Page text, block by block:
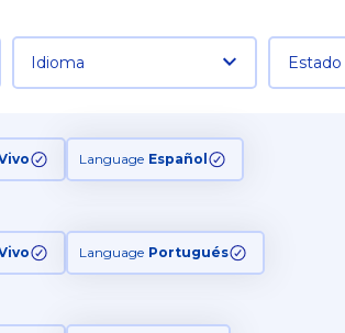
Idioma Estado
Language Español
Language Portugués